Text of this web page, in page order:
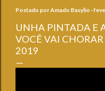
Postado porAmado Basylio
UNHA PINTADA E
VOCÊ VAI
2019